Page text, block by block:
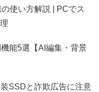
使い方解説 | PCでス
能5選【AI編集・背景
SSDと詐欺広告に注意